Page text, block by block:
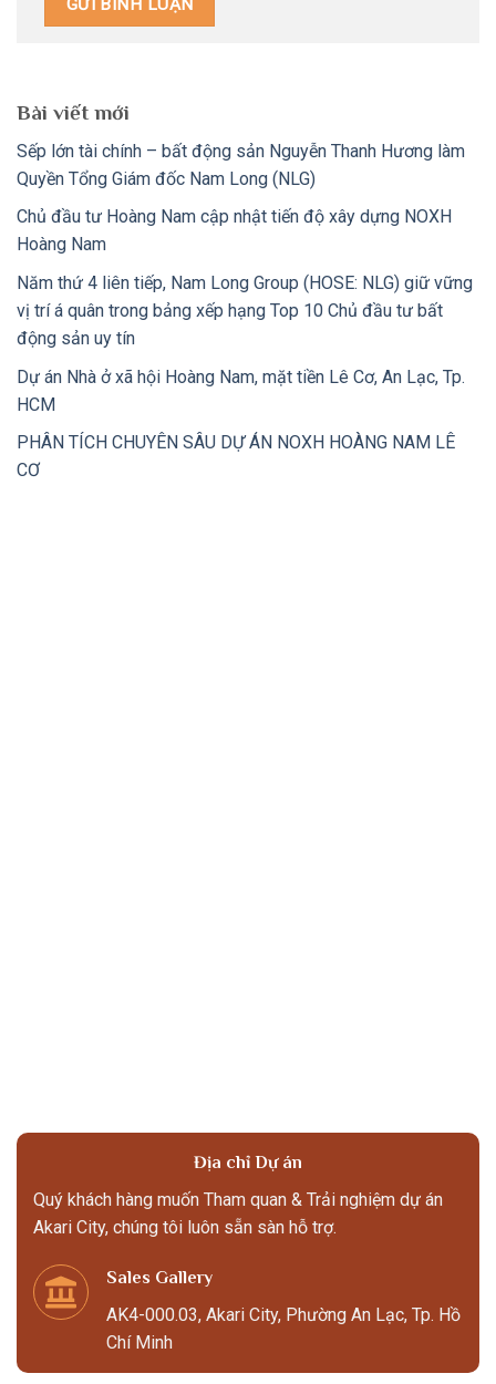
Bài viết mới
Sếp lớn tài chính – bất động sản Nguyễn Thanh Hương làm
Quyền Tổng Giám đốc Nam Long (NLG)
Chủ đầu tư Hoàng Nam cập nhật tiến độ xây dựng NOXH
Hoàng Nam
Năm thứ 4 liên tiếp, Nam Long Group (HOSE: NLG) giữ vững
vị trí á quân trong bảng xếp hạng Top 10 Chủ đầu tư bất
động sản uy tín
Dự án Nhà ở xã hội Hoàng Nam, mặt tiền Lê Cơ, An Lạc, Tp.
HCM
PHÂN TÍCH CHUYÊN SÂU DỰ ÁN NOXH HOÀNG NAM LÊ
CƠ
Địa chỉ Dự án
Quý khách hàng muốn Tham quan & Trải nghiệm dự án
Akari City, chúng tôi luôn sẵn sàn hỗ trợ.
Sales Gallery
AK4-000.03, Akari City, Phường An Lạc, Tp. Hồ
Chí Minh